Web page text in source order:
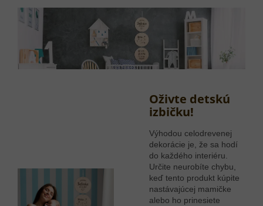
Oživte detskú
izbičku!
Výhodou celodrevenej
dekorácie je, že sa hodí
do každého interiéru.
Určite neurobíte chybu,
keď tento produkt kúpite
nastávajúcej mamičke
alebo ho prinesiete